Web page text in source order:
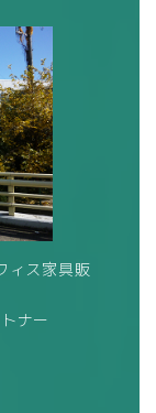
ィス家具販
ナー